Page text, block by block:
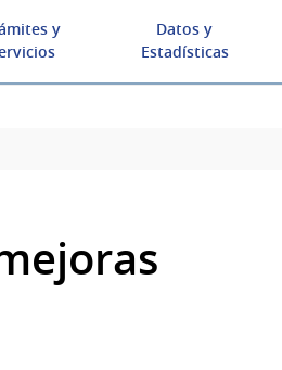
y
Datos y
Estadísticas